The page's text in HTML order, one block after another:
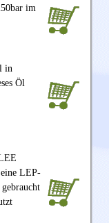
im
in
Öl
LEP-